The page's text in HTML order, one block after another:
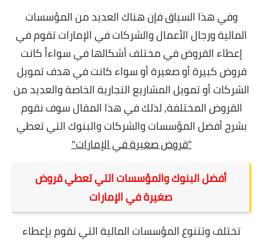
وفي هذا السياق فإن هناك العديد من المؤسسات
المالية ورجال الأعمال والشركات في الإمارات تقوم في
إعطاء القروض في مختلف أشكالها في سواءاً كانت
قروض كبيرة أو صغيرة أو سواء كانت في هدف تمويل
الشركات أو تمويل المشاريع التجارية الخاصة والعديد من
القروض المختلفة,لذلك في هذا المقال سوف نقوم
بشرح أفضل المؤسسات والشركات والبنوك التي تعطي
"قروض صغيرة في الإمارات"
أفضل البنوك والمؤسسات التي تعطي قروض
صغيرة في الإمارات
تختلف وتتنوع المؤسسات المالية التي تقوم بإعطاء